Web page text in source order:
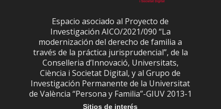
Espacio asociado al Proyecto de
Investigación AICO/2021/090 “La
modernización del derecho de familia a
través de la práctica jurisprudencial”, de la
Conselleria d’Innovació, Universitats,
Ciència i Societat Digital, y al Grupo de
Investigación Permanente de la Universitat
de València “Persona y Familia”-GIUV 2013-1
Sitios de interés